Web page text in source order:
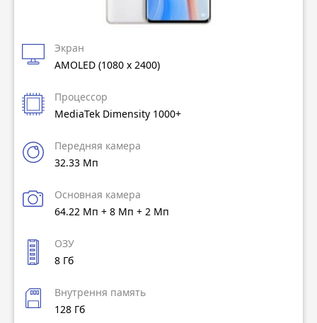
Экран
AMOLED (1080 x 2400)
Процессор
MediaTek Dimensity 1000+
Передняя камера
32.33 Мп
Основная камера
64.22 Мп + 8 Мп + 2 Мп
ОЗУ
8 Гб
Внутрення память
128 Гб